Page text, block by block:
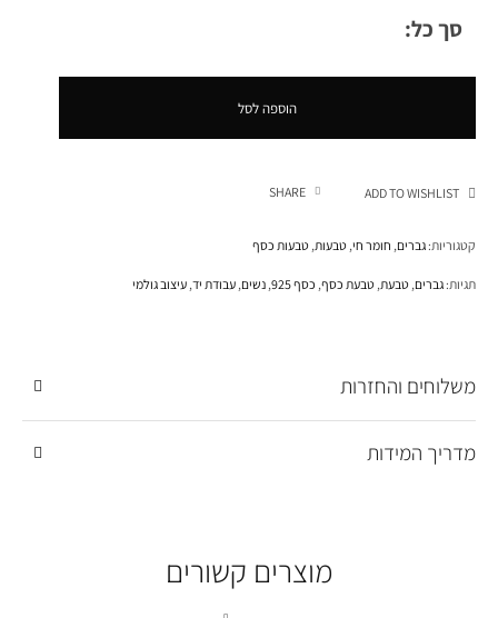
סך כל:
הוספה לסל
ADD TO WISHLIST
SHARE
קטגוריות: גברים, חומר חי, טבעות, טבעות כסף
תגיות: גברים, טבעת, טבעת כסף, כסף 925 , נשים, עבודת יד, עיצוב גולמי
משלוחים והחזרות
מדריך המידות
מוצרים קשורים